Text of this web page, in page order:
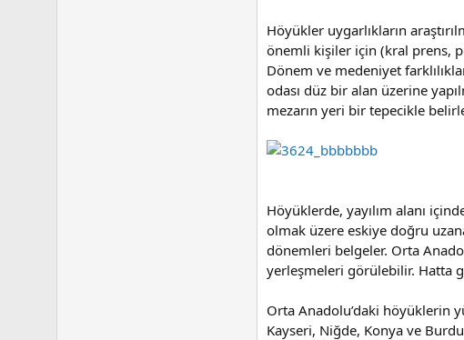
Höyükler uygarlıkların
önemli kişiler için (kral prens,
Dönem ve medeniyet
odası düz bir alan üzerine
mezarın yeri bir tepecikle
Höyüklerde, yayılım alanı
olmak üzere eskiye doğru
dönemleri belgeler. Orta
yerleşmeleri görülebilir. Hatta
Orta Anadolu’daki höyüklerin
Kayseri, Niğde, Konya ve